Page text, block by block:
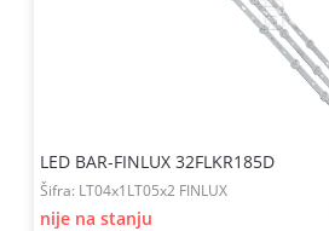
LED BAR-FINLUX 32FLKR185D
Šifra: LT04x1LT05x2 FINLUX
nije na stanju